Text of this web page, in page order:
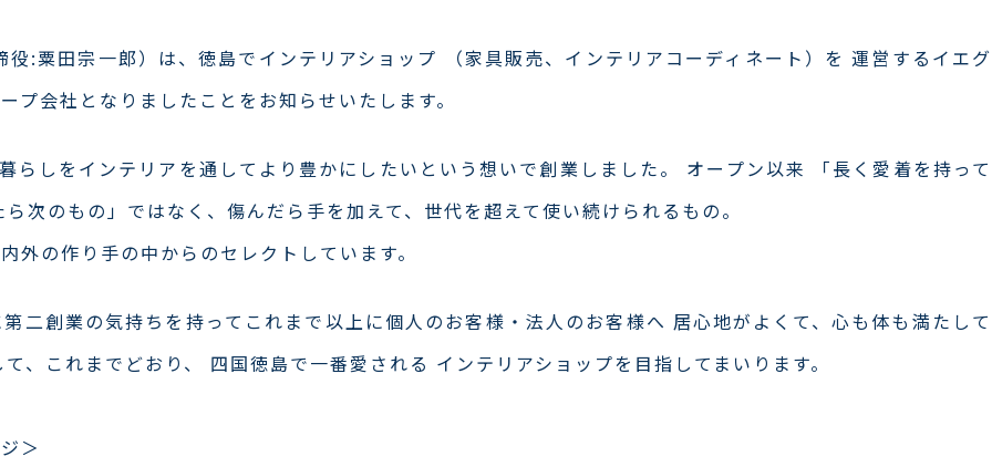
:粟田宗一郎）は、徳島でインテリアショップ （家具販売、インテリアコーディネート）を 運営するイエグ
会社となりましたことをお知らせいたします。
しをインテリアを通してより豊かにしたいという想いで創業しました。 オープン以来 「長く愛着を持って
次のもの」ではなく、傷んだら手を加えて、世代を超えて使い続けられるもの。
の作り手の中からのセレクトしています。
二創業の気持ちを持ってこれまで以上に個人のお客様・法人のお客様へ 居心地がよくて、心も体も満たして
、これまでどおり、 四国徳島で一番愛される インテリアショップを目指してまいります。
＞